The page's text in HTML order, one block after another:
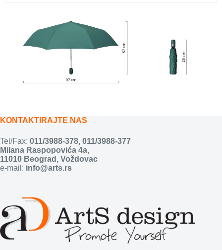
KONTAKTIRAJTE NAS
Tel/Fax: 011/3988-378, 011/3988-377
Milana Raspopovića 4a,
11010 Beograd, Voždovac
e-mail: info@arts.rs